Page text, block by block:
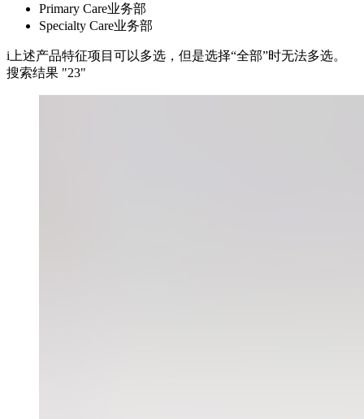
Primary Care业务部
Specialty Care业务部
i 上述产品特征项目可以多选，但是选择“全部”时无法多选。
搜索结果 "23"